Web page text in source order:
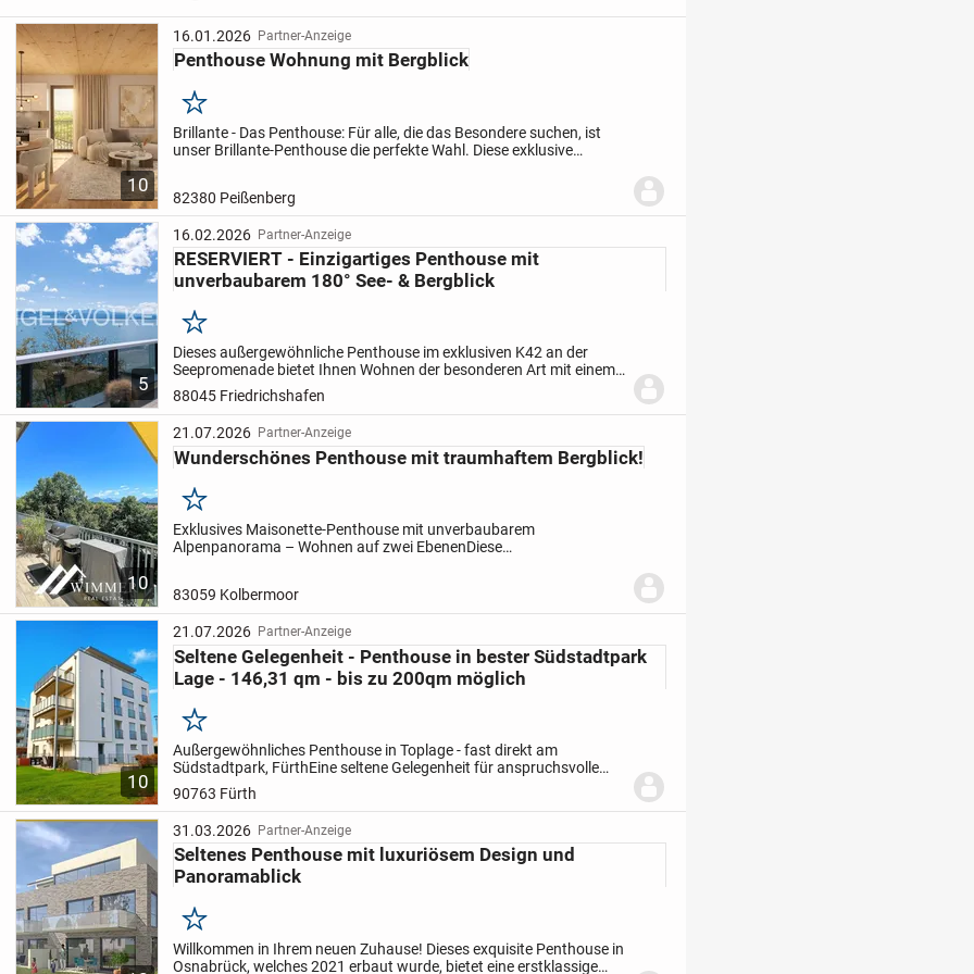
10
16.01.2026 Partner-Anzeige
Penthouse Wohnung mit Bergblick
Merken
Brillante - Das Penthouse: Für alle, die das Besondere suchen, ist
unser Brillante-Penthouse die perfekte Wahl. Diese exklusive
82380 Peißenberg
5
16.02.2026 Partner-Anzeige
RESERVIERT - Einzigartiges Penthouse mit
unverbaubarem 180° See- & Bergblick
Merken
Dieses außergewöhnliche Penthouse im exklusiven K42 an der
Seepromenade bietet Ihnen Wohnen der besonderen Art mit einem
unvergleichlichen 180°-Panoramablick über den Bodensee und die
Alpen. Mit ihren...
88045 Friedrichshafen
10
21.07.2026 Partner-Anzeige
Wunderschönes Penthouse mit traumhaftem Bergblick!
Merken
Exklusives Maisonette-Penthouse mit unverbaubarem
Alpenpanorama – Wohnen auf zwei EbenenDiese
83059 Kolbermoor
10
21.07.2026 Partner-Anzeige
Seltene Gelegenheit - Penthouse in bester Südstadtpark
Lage - 146,31 qm - bis zu 200qm möglich
Merken
Außergewöhnliches Penthouse in Toplage - fast direkt am
Südstadtpark, FürthEine seltene Gelegenheit für anspruchsvolle
Käufer: Dieses außergewöhnliche Penthouse zählt zu den
schönsten Wohnungen...
90763 Fürth
31.03.2026 Partner-Anzeige
Seltenes Penthouse mit luxuriösem Design und
Panoramablick
Merken
Willkommen in Ihrem neuen Zuhause! Dieses exquisite Penthouse in
Osnabrück, welches 2021 erbaut wurde, bietet eine erstklassige